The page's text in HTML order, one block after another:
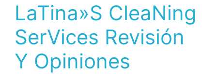
LaTina»S CleaNing
SerVices Revisión
Y Opiniones